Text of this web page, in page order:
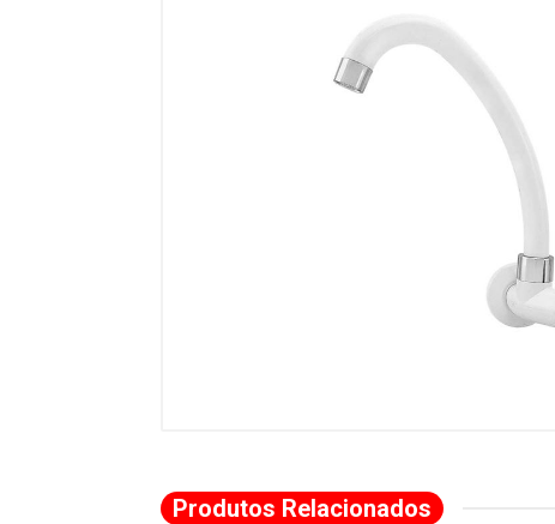
Produtos Relacionados